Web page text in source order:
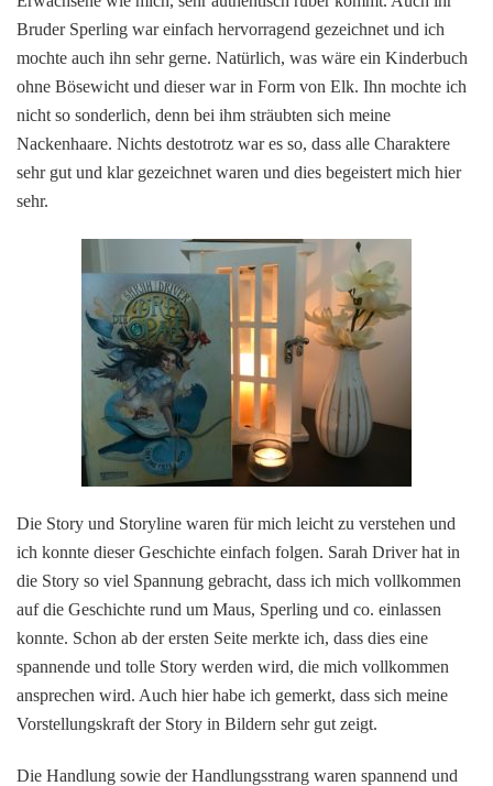
Bruder Sperling war einfach hervorragend gezeichnet und ich
mochte auch ihn sehr gerne. Natürlich, was wäre ein Kinderbuch
ohne Bösewicht und dieser war in Form von Elk. Ihn mochte ich
nicht so sonderlich, denn bei ihm sträubten sich meine
Nackenhaare. Nichts destotrotz war es so, dass alle Charaktere
sehr gut und klar gezeichnet waren und dies begeistert mich hier
sehr.
Die Story und Storyline waren für mich leicht zu verstehen und
ich konnte dieser Geschichte einfach folgen. Sarah Driver hat in
die Story so viel Spannung gebracht, dass ich mich vollkommen
auf die Geschichte rund um Maus, Sperling und co. einlassen
konnte. Schon ab der ersten Seite merkte ich, dass dies eine
spannende und tolle Story werden wird, die mich vollkommen
ansprechen wird. Auch hier habe ich gemerkt, dass sich meine
Vorstellungskraft der Story in Bildern sehr gut zeigt.
Die Handlung sowie der Handlungsstrang waren spannend und